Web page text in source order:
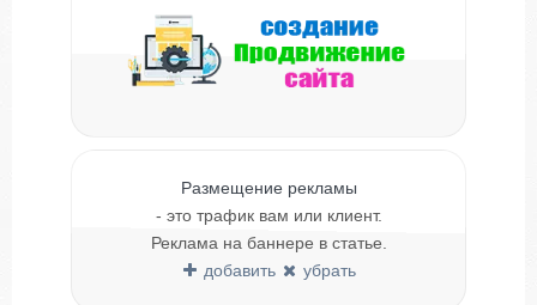
Размещение рекламы
- это трафик вам или клиент.
Реклама на баннере в статье.
добавить
убрать